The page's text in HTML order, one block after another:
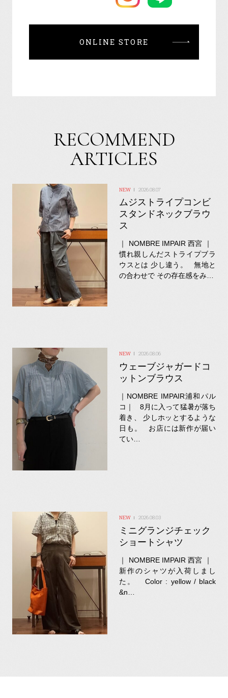
ONLINE STORE
RECOMMEND
ARTICLES
2026.08.07
ムジストライプコンビ
スタンドネックブラウ
ス
｜ NOMBRE IMPAIR 西宮 ｜
慣れ親しんだストライプブラ
ウスとは 少し違う。 無地と
の合わせで その存在感をみ…
2026.08.06
ウェーブジャガードコ
ットンブラウス
｜NOMBRE IMPAIR浦和パル
コ｜ 8月に入って猛暑が落ち
着き、 少しホッとするような
日も。 お店には新作が届い
てい…
2026.08.03
ミニグランジチェック
ショートシャツ
｜ NOMBRE IMPAIR 西宮 ｜
新作のシャツが入荷しまし
た。 Color : yellow / black
&n…